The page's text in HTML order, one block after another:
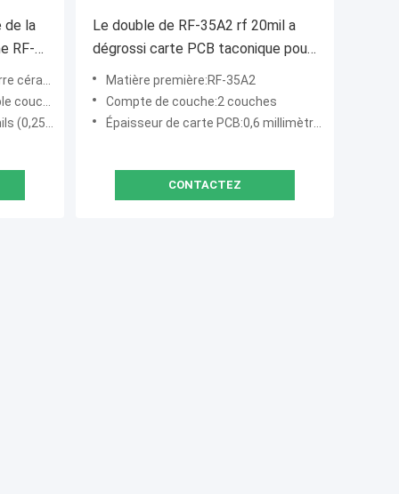
de la
RF-
PTFE
hybride
60 mil (1,524 mm)
Le double de RF-35A2 rf 20mil a
dégrossi carte PCB taconique pour
l'amplificateur de puissance très
réduit de perte
Matière première:RF-35A2
Compte de couche:2 couches
Épaisseur de carte PCB:0,6 millimètres ±0.1
CONTACTEZ